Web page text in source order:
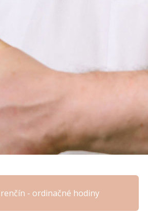
- ordinačné hodiny